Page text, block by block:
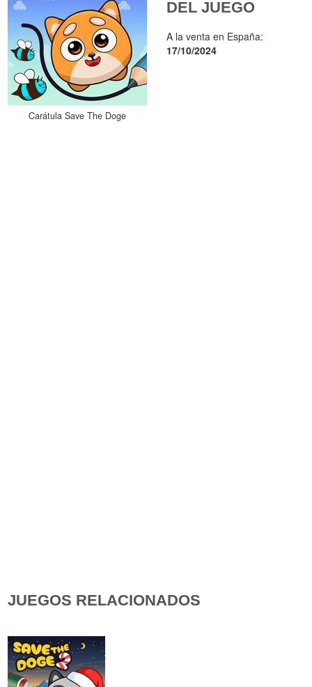
Carátula Save The Doge
DEL JUEGO
A la venta en España:
17/10/2024
JUEGOS RELACIONADOS